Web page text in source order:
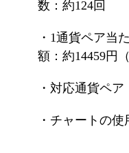
数：約124回
・1通貨ペア当
額：約14459円
・対応通貨ペア
・チャートの